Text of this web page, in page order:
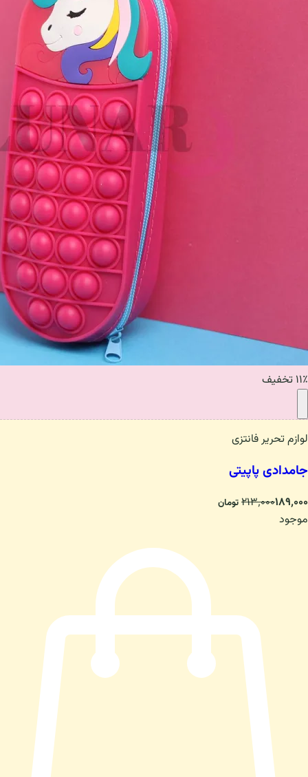
۱۱٪ تخفیف
لوازم تحریر فانتزی
جامدادی پاپیتی
۲۱۳٬۰۰۰۱۸۹٬۰۰۰ تومان
موجود